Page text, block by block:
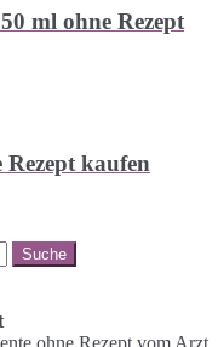
ml ohne Rezept
kaufen
ohne Rezept vom Arzt